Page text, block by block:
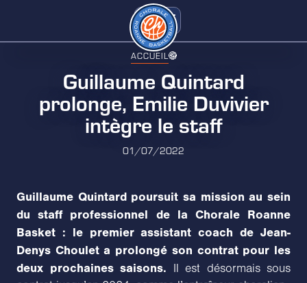
ACCUEIL
Guillaume Quintard
prolonge, Emilie Duvivier
intègre le staff
01/07/2022
Guillaume Quintard poursuit sa mission au sein
du staff professionnel de la Chorale Roanne
Basket : le premier assistant coach de Jean-
Denys Choulet a prolongé son contrat pour les
deux prochaines saisons. Il est désormais sous